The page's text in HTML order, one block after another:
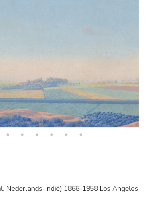
Nederlands-Indië) 1866-1958 Los Angeles